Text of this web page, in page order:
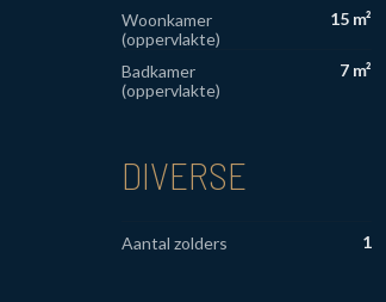
Woonkamer
(oppervlakte)
15 m²
Badkamer
(oppervlakte)
7 m²
DIVERSE
Aantal zolders 1